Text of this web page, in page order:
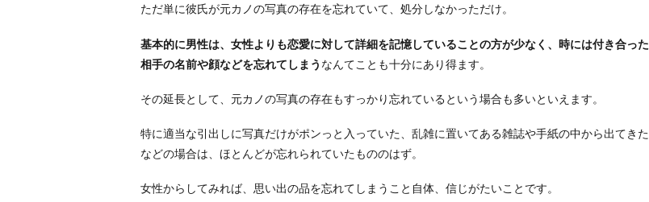
い
出
捨
が
ただ単に彼氏が元カノの写真の存在を忘れていて、処分しなかっただけ。
基本的に男性は、女性よりも恋愛に対して詳細を記憶していることの方が少なく、時には付き合った
相手の名前や顔などを忘れてしまう なんてことも十分にあり得ます。
その延長として、元カノの写真の存在もすっかり忘れているという場合も多いといえます。
特に適当な引出しに写真だけがポンっと入っていた、乱雑に置いてある雑誌や手紙の中から出てきた
などの場合は、ほとんどが忘れられていたもののはず。
女性からしてみれば、思い出の品を忘れてしまうこと自体、信じがたいことです。